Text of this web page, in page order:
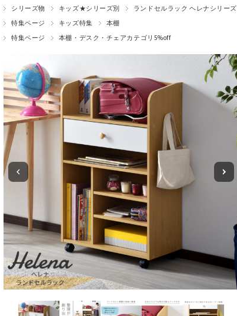
シリーズ物
キッズ★シリーズ別
ランドセルラック ヘレナシリーズ
特集ページ
キッズ特集
本棚
特集ページ
本棚・デスク・チェアカテゴリ5%off